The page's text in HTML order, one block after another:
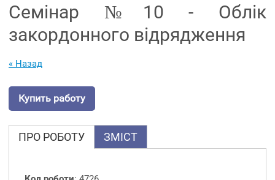
Семінар №10 - Облік
закордонного відрядження
« Назад
Купить работу
ПРО РОБОТУ ЗМІСТ